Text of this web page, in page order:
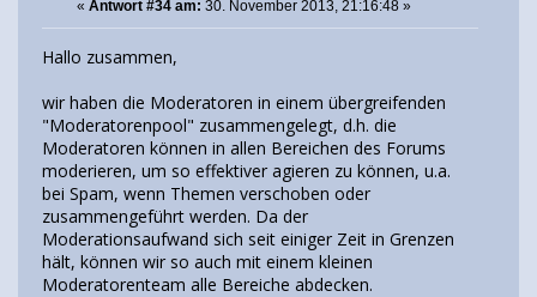
« Antwort #34 am: 30. November 2013, 21:16:48 »
Hallo zusammen,
wir haben die Moderatoren in einem übergreifenden
"Moderatorenpool" zusammengelegt, d.h. die
Moderatoren können in allen Bereichen des Forums
moderieren, um so effektiver agieren zu können, u.a.
bei Spam, wenn Themen verschoben oder
zusammengeführt werden. Da der
Moderationsaufwand sich seit einiger Zeit in Grenzen
hält, können wir so auch mit einem kleinen
Moderatorenteam alle Bereiche abdecken.